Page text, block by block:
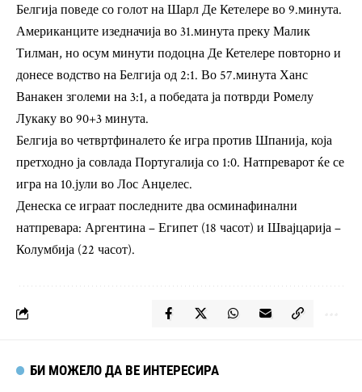
Белгија поведе со голот на Шарл Де Кетелере во 9.минута.
Американците изедначија во 31.минута преку Малик
Тилман, но осум минути подоцна Де Кетелере повторно и
донесе водство на Белгија од 2:1. Во 57.минута Ханс
Ванакен зголеми на 3:1, а победата ја потврди Ромелу
Лукаку во 90+3 минута.
Белгија во четвртфиналето ќе игра против Шпанија, која
претходно ја совлада Португалија со 1:0. Натпреварот ќе се
игра на 10.јули во Лос Анџелес.
Денеска се играат последните два осминафинални
натпревара: Аргентина – Египет (18 часот) и Швајцарија –
Колумбија (22 часот).
БИ МОЖЕЛО ДА ВЕ ИНТЕРЕСИРА